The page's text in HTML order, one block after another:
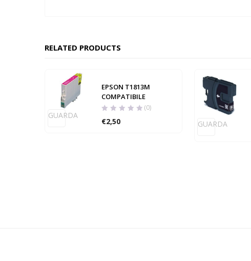
RELATED PRODUCTS
GUARDA
EPSON T1813M
COMPATIBILE
(0)
€2,50 GUARDA